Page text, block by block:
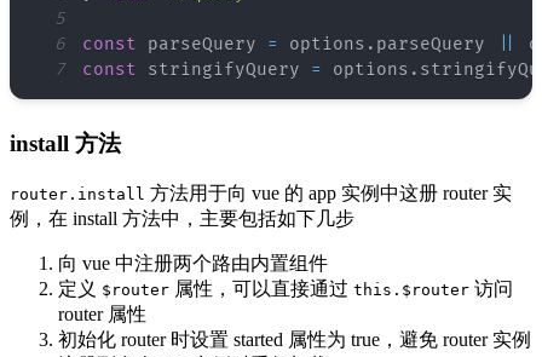
5
6
const parseQuery = options . parseQuery
7
const stringifyQuery = options .
install 方法
router.install 方法用于向 vue 的 app 实例中这册 router 实
例，在 install 方法中，主要包括如下几步
向 vue 中注册两个路由内置组件
定义 $router 属性，可以直接通过 this.$router 访问
router 属性
初始化 router 时设置 started 属性为 true，避免 router 实例